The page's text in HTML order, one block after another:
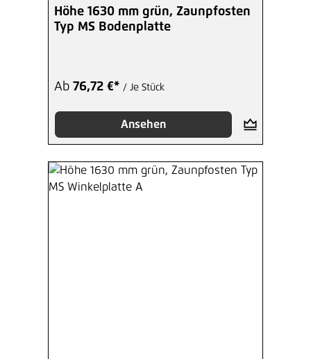
Höhe 1630 mm grün, Zaunpfosten
Typ MS Bodenplatte
Ab 76,72 €* / Je Stück
Ansehen